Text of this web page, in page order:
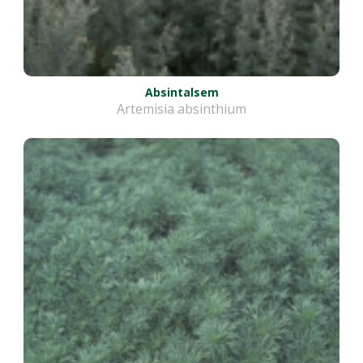
Absintalsem
Artemisia absinthium